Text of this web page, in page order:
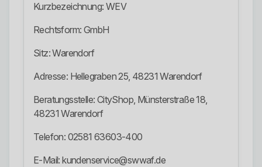
Kurzbezeichnung: WEV
Rechtsform: GmbH
Sitz: Warendorf
Adresse: Hellegraben 25, 48231 Warendorf
Beratungsstelle: CityShop, Münsterstraße 18,
48231 Warendorf
Telefon: 02581 63603-400
E-Mail: kundenservice@swwaf.de